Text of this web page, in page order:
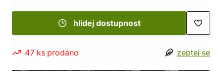
hlídej dostupnost
47 ks prodáno zeptej se